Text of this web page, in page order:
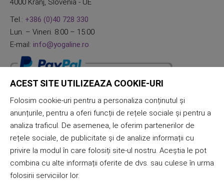
4000 Kranj, Slovenia - UE
Tel.: +386 (0)40 728 330
Lun. – Vineri. 8:00 – 15:00
E-mail: info@yogaline.ro
ACEST SITE UTILIZEAZA COOKIE-URI
Folosim cookie-uri pentru a personaliza conținutul și
anunțurile, pentru a oferi funcții de rețele sociale și pentru a
analiza traficul. De asemenea, le oferim partenerilor de
rețele sociale, de publicitate și de analize informații cu
privire la modul în care folosiți site-ul nostru. Aceștia le pot
combina cu alte informații oferite de dvs. sau culese în urma
folosirii serviciilor lor.